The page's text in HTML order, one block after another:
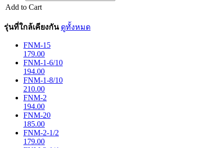
Add to Cart
รุ่นที่ใกล้เคียงกัน ดูทั้งหมด
FNM-15
179.00
FNM-1-6/10
194.00
FNM-1-8/10
210.00
FNM-2
194.00
FNM-20
185.00
FNM-2-1/2
179.00